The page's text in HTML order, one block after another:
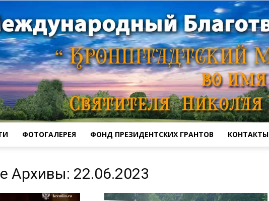
ФОТОГАЛЕРЕЯ ФОНД ПРЕЗИДЕНТСКИХ ГРАНТОВ КОНТАКТЫ
Архивы: 22.06.2023